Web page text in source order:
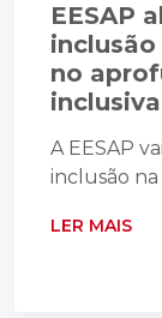
EESAP
no
inclusiva
A EESAP
inclusão na
LER MAIS